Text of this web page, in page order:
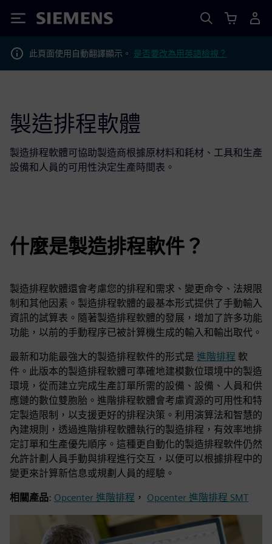
Siemens
此頁面使用自動翻譯顯示。 是否要改為用英語檢視？
製造排程軟體
製造排程軟體可協助製造商根據原材料和耗材、工具和生產
設備和人員的可用性決定生產時間表。
什麼是製造排程軟件？
製造排程軟體還會考慮您的排程和需求、變更命令、法規限
制和其他因素。製造排程軟體的最基本形式提供了手動輸入
資訊的試算表。隨著製造排程軟體的發展，增加了許多功能
功能，以前的手動程序已被計算機生成的輸入和輸出取代。
最新和功能最強大的製造排程軟件的形式是 進階排程 軟
件。此版本的製造排程軟體可準確地建模數位環境中的製造
環境，從而建立完成生產訂單所需的設備、設備、人員和供
應鏈的數位雙胞胎。進階排程軟體會考慮資源的可用性和特
定製造限制，以支援更好的排程決策。利用演算法和智慧的
內建規則，透過進階排程軟體執行的製造排程，有效率地排
定訂單和生產優先順序。這種更自動化的製造排程軟件仍然
允許計劃人員手動與排程進行交互，以便可以根據排程中的
變更來計算新信息或規劃人員的經驗。
相關產品: Opcenter 進階排程 ， Opcenter 進階排程 SMT